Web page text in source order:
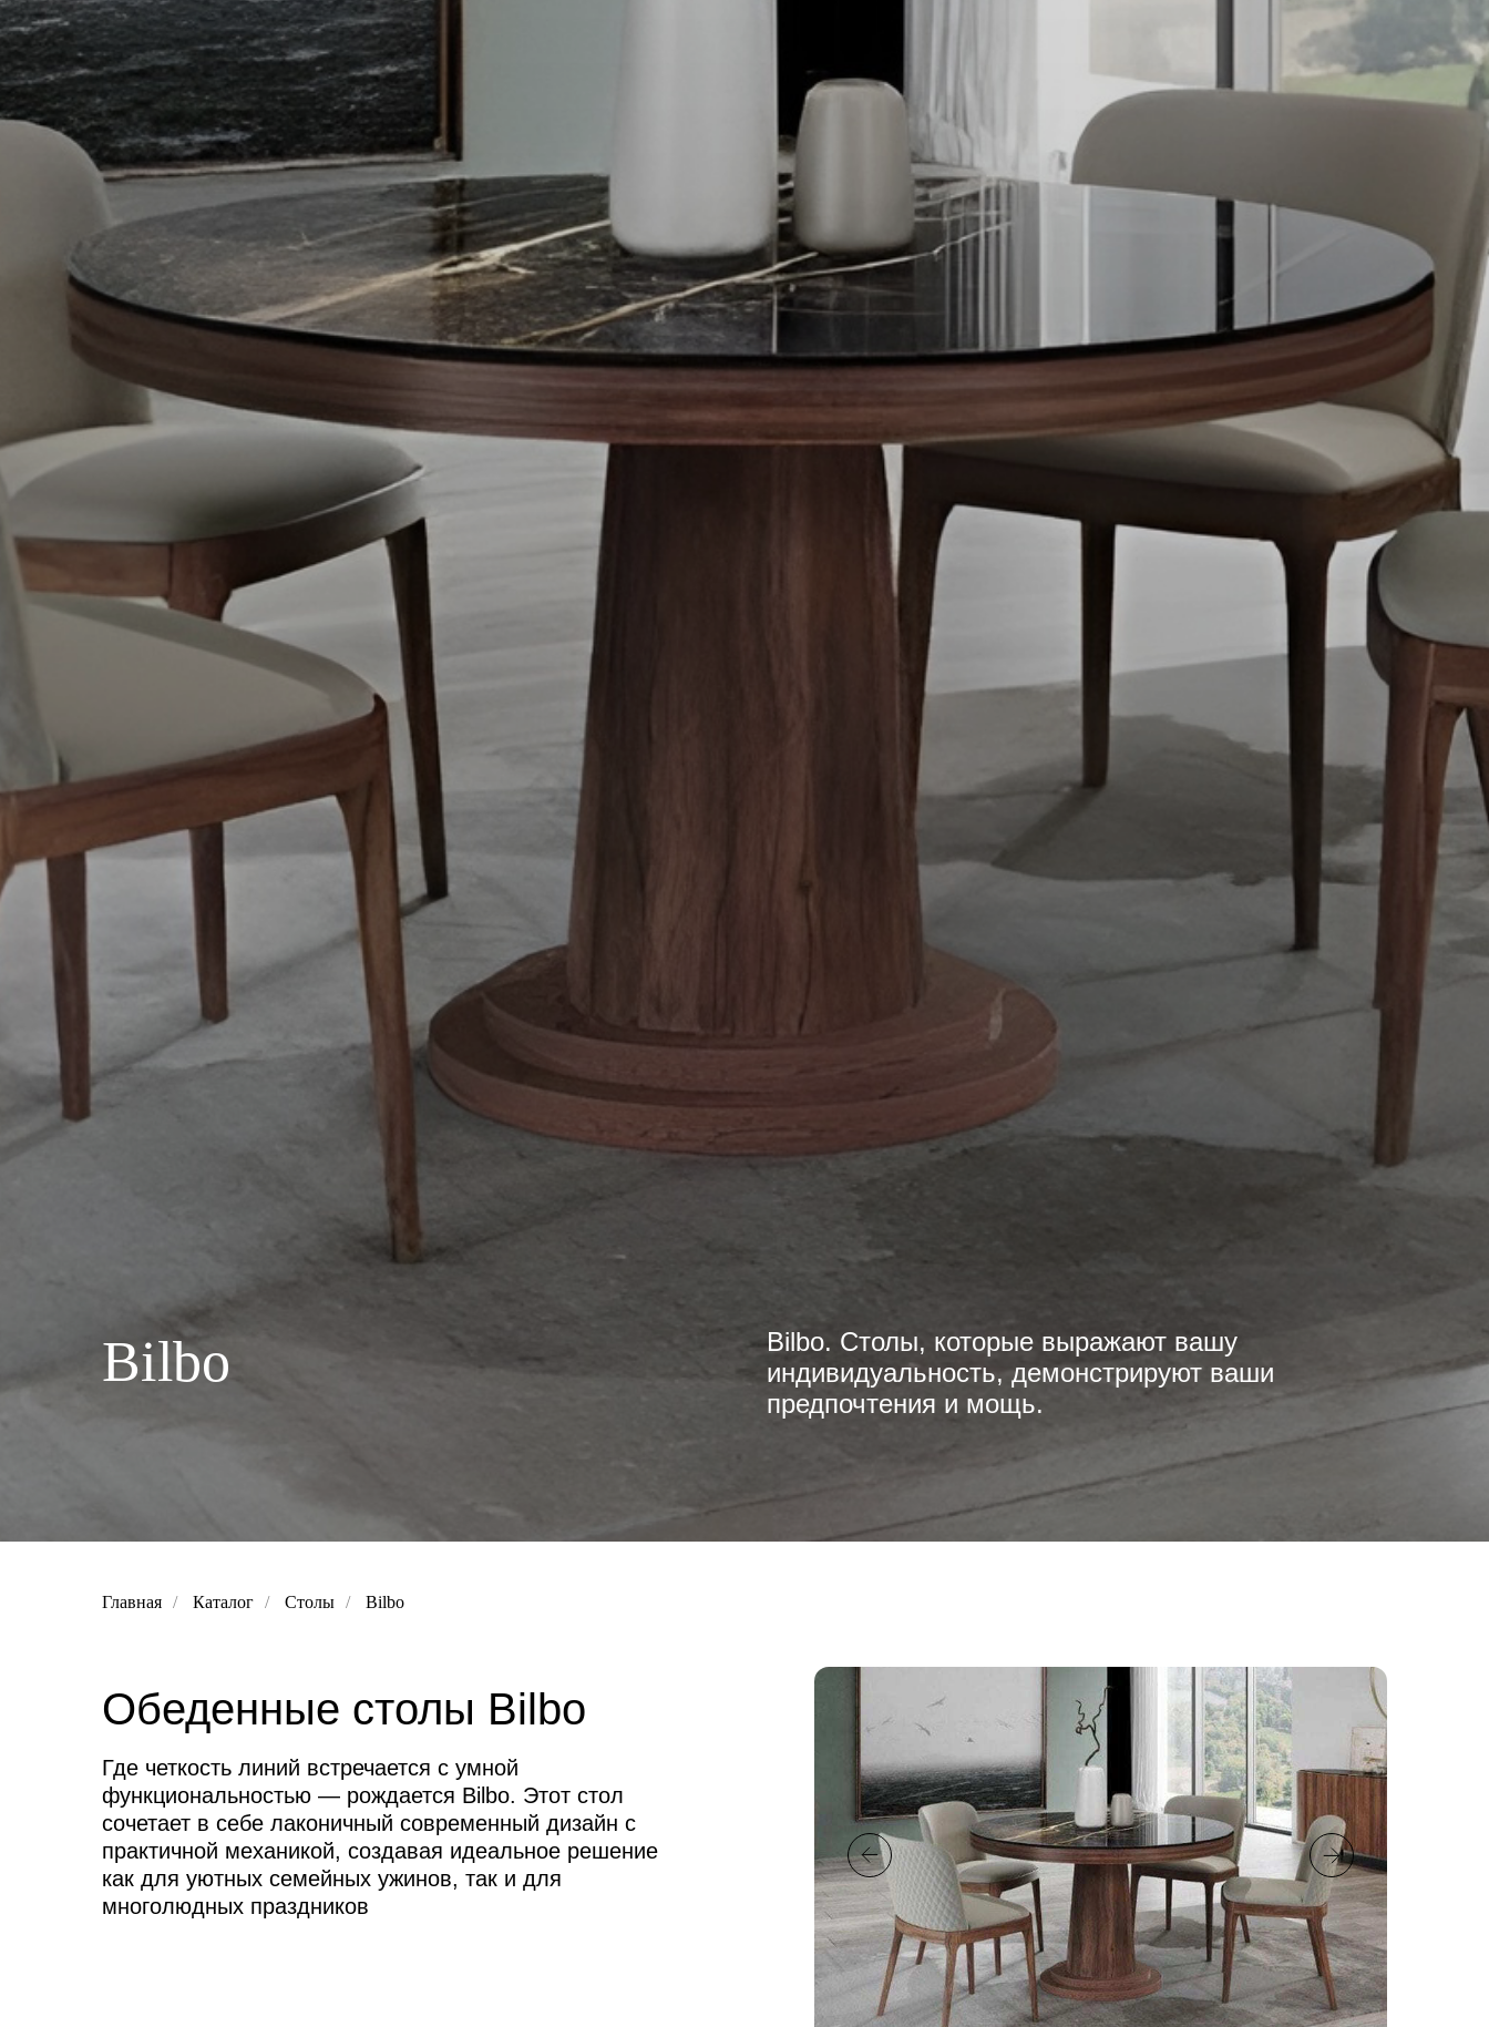
Bilbo
Bilbo. Столы, которые выражают вашу
индивидуальность, демонстрируют ваши
предпочтения и мощь.
Главная / Каталог / Столы / Bilbo
Обеденные столы Bilbo
Где четкость линий встречается с умной
функциональностью — рождается Bilbo. Этот стол
сочетает в себе лаконичный современный дизайн с
практичной механикой, создавая идеальное решение
как для уютных семейных ужинов, так и для
многолюдных праздников